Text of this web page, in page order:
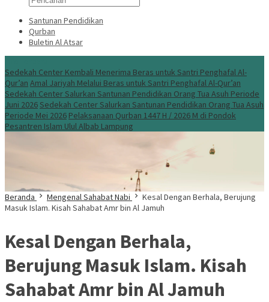
Santunan Pendidikan
Qurban
Buletin Al Atsar
Sedekah Center Kembali Menerima Beras untuk Santri Penghafal Al-
Qur’an Amal Jariyah Melalui Beras untuk Santri Penghafal Al-Qur’an
Sedekah Center Salurkan Santunan Pendidikan Orang Tua Asuh Periode
Juni 2026Sedekah Center Salurkan Santunan Pendidikan Orang Tua Asuh
Periode Mei 2026 Pelaksanaan Qurban 1447 H / 2026 M di Pondok
Pesantren Islam Ulul Albab Lampung
Beranda Mengenal Sahabat Nabi
Kesal Dengan Berhala, Berujung
Masuk Islam. Kisah Sahabat Amr bin Al Jamuh
Kesal Dengan Berhala,
Berujung Masuk Islam. Kisah
Sahabat Amr bin Al Jamuh